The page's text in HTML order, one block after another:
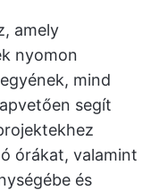
amely
nyomon
mind
segít
órákat, valamint
és